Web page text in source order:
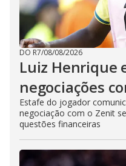
DO R7/08/08/2026
Luiz Henrique
negociações
Estafe do jogador
negociação com o Zenit
questões financeiras